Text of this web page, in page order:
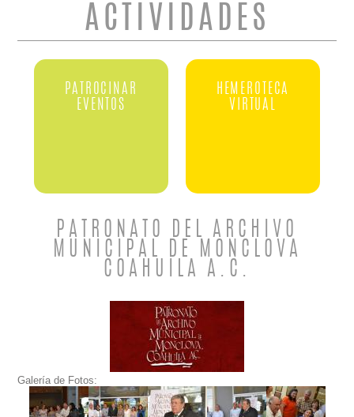
ACTIVIDADES
PATROCINAR
EVENTOS
HEMEROTECA
VIRTUAL
PATRONATO DEL ARCHIVO
MUNICIPAL DE MONCLOVA
COAHUILA A.C.
Galería de Fotos: